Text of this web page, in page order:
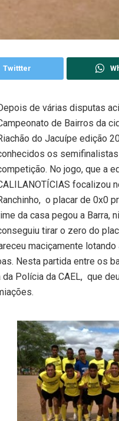
Twittter
de várias disputas
de Bairros da
do Jacuípe edição
os
No jogo, que a
focalizou
o placar de 0x0
da casa pegou a Barra,
tirar o zero do
maciçamente lotando
Nesta partida entre os
Polícia da CAEL, que